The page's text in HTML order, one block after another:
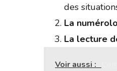
des
La
La lecture
Voir aussi :